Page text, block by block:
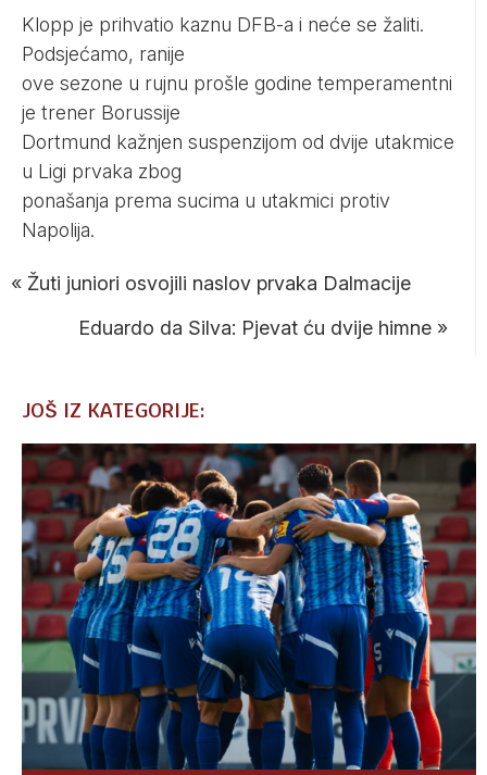
Klopp je prihvatio kaznu DFB-a i neće se žaliti.
Podsjećamo, ranije
ove sezone u rujnu prošle godine temperamentni
je trener Borussije
Dortmund kažnjen suspenzijom od dvije utakmice
u Ligi prvaka zbog
ponašanja prema sucima u utakmici protiv
Napolija.
« Žuti juniori osvojili naslov prvaka Dalmacije
Eduardo da Silva: Pjevat ću dvije himne »
JOŠ IZ KATEGORIJE: